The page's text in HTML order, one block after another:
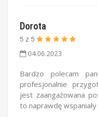
Dorota
5 z 5
04.06.2023
Bardzo polecam
profesjonalnie
jest zaangażowana
to naprawdę